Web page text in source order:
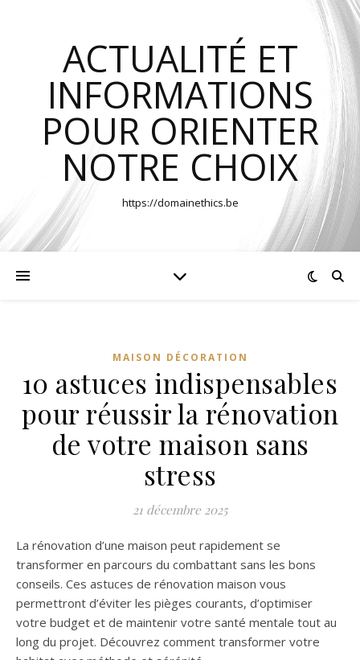
ACTUALITÉ ET
INFORMATIONS
POUR ORIENTER
NOTRE CHOIX
https://domainethics.be
MAISON DÉCORATION
10 astuces indispensables
pour réussir la rénovation
de votre maison sans
stress
21 décembre 2025
La rénovation d’une maison peut rapidement se
transformer en parcours du combattant sans les bons
conseils. Ces astuces de rénovation maison vous
permettront d’éviter les pièges courants, d’optimiser
votre budget et de maintenir votre santé mentale tout au
long du projet. Découvrez comment transformer votre